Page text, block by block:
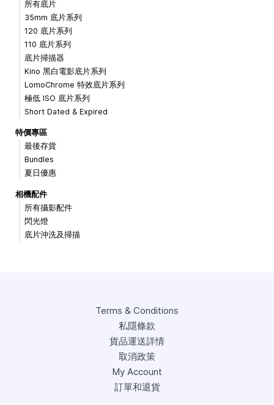
所有底片
35mm 底片系列
120 底片系列
110 底片系列
底片掃描器
Kino 黑白電影底片系列
LomoChrome 特效底片系列
極低 ISO 底片系列
Short Dated & Expired
特價專區
最後存貨
Bundles
夏日優惠
相機配件
所有攝影配件
閃光燈
底片沖洗及掃描
Terms & Conditions
私隱條款
貨品運送詳情
取消政策
My Account
訂單和退貨